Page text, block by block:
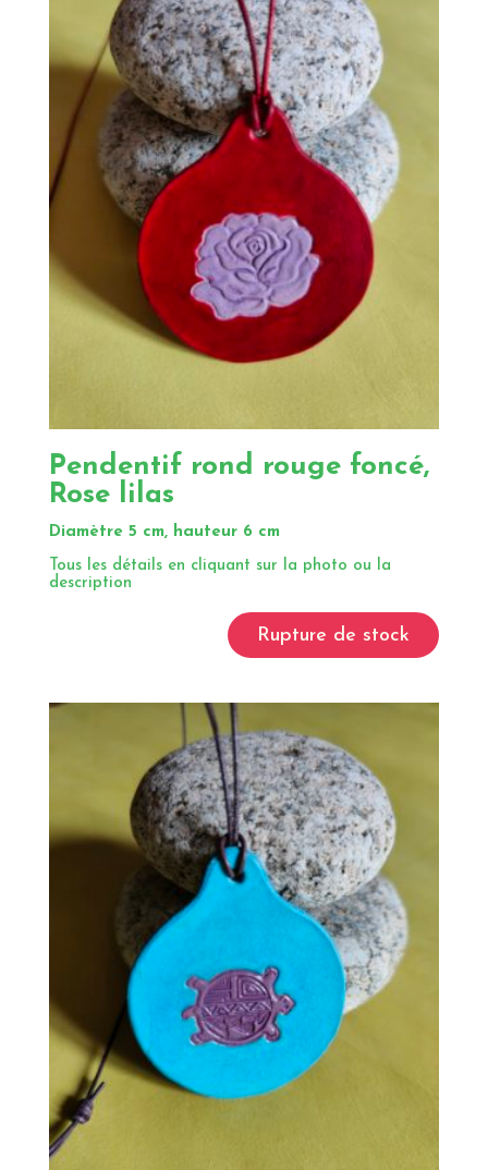
Pendentif rond rouge foncé,
Rose lilas
Diamètre 5 cm, hauteur 6 cm
Tous les détails en cliquant sur la photo ou la
description
Rupture de stock